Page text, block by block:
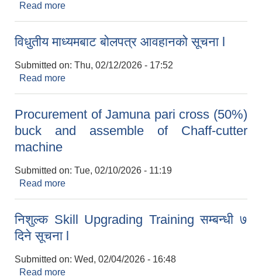
Read more
विधुतीय माध्यमबाट बोलपत्र आवहानको सूचना l
Submitted on: Thu, 02/12/2026 - 17:52
Read more
Procurement of Jamuna pari cross (50%)
buck and assemble of Chaff-cutter
machine
Submitted on: Tue, 02/10/2026 - 11:19
Read more
निशुल्क Skill Upgrading Training सम्बन्धी ७
दिने सूचना l
Submitted on: Wed, 02/04/2026 - 16:48
Read more